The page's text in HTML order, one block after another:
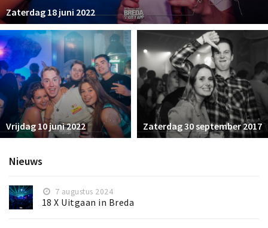
Zaterdag 18 juni 2022
Vrijdag 10 juni 2022 Zaterdag 30 september 2017
Nieuws
7 augustus 2024
18 X Uitgaan in Breda